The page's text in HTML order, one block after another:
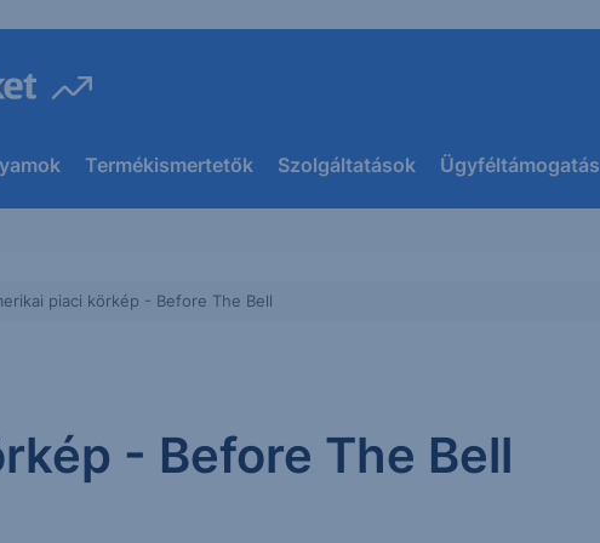
Termékismertetők Szolgáltatások Ügyféltámogatás
piaci körkép - Before The Bell
- Before The Bell